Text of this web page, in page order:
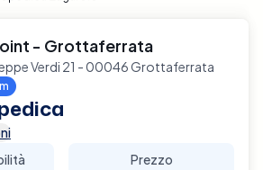
- Grottaferrata
Verdi 21 - 00046 Grottaferrata
Prezzo